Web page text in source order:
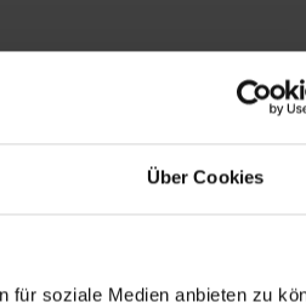
Über Cookies
für soziale Medien anbieten zu
07.00 Uhr